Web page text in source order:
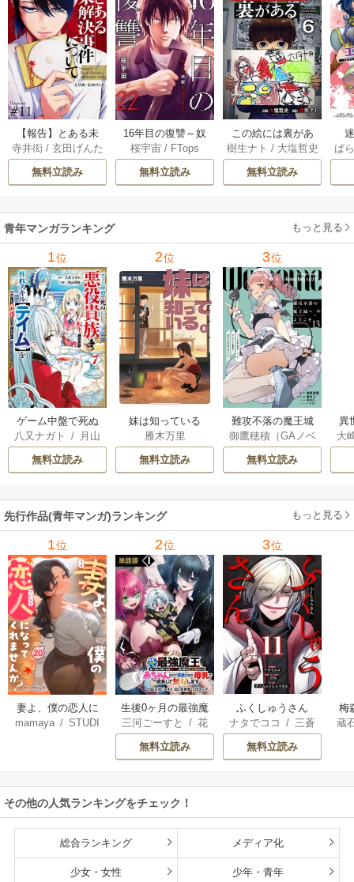
【報告】とある未
解決事件について 1
1巻
寺井衒/ 玄田げんた
無料立読み
16年目の復讐～奴
らを地獄に送るま
で 22巻
桜宇宙 / FTops
無料立読み
この絵には裏があ
る 6巻
樹生ナト / 大塩哲史
無料立読み
ぱ
青年マンガランキング もっと見る
1位
ゲーム中盤で死ぬ
悪役貴族に転生し
たので、外れスキ
ル【テイム】を駆
してみた
八又ナガト /
月山
可也
無料立読み
2位
妹は知っている
雁木万里
無料立読み
3位
難攻不落の魔王城
へようこそ～デバ
フは不要と勇者パ
ーティーを追い出
魔王軍の最高幹部
に迎えられる～
御鷹穂積（GAノベ
ル／SBクリエイテ
ィブ刊）/蚕堂j1
六/ユウヒ
無料立読み
異
は
大
先行作品(青年マンガ)ランキング もっと見る
1位
妻よ、僕の恋人に
なってくれません
mamaya/STUDI
2位
生後0ヶ月の最強魔
王 食べるだけ強
くなるチート能力
持ち転生者だけど
雄たちの母乳で成
長して無双します
三河ごーすと /花
房雪/ マップ
無料立読み
3位
ふくしゅうさん
ナタでココ /三蒼
/
チームふくし
ゅうさん
無料立読み
梅
蔵
その他の人気ランキングをチェック！
総合ランキング メディア化
少女・女性 少年・青年